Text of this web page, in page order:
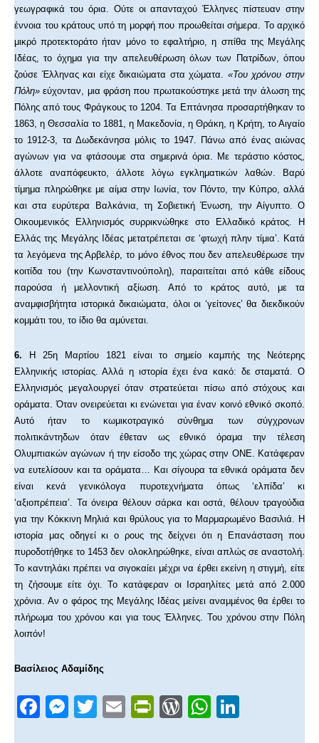
γεωγραφικά του όρια. Ούτε οι απανταχού Έλληνες πίστευαν στην
έννοια του κράτους υπό τη μορφή που προωθείται σήμερα. Το αρχικό
μικρό προτεκτοράτο ήταν μόνο το εφαλτήριο, η σπίθα της Μεγάλης
Ιδέας, το όχημα για την απελευθέρωση όλων των Πατρίδων, όπου
ζούσε Έλληνας και είχε δικαιώματα στα χώματα. «Του χρόνου στην
Πόλη» εύχονταν, μια φράση που πρωτακούστηκε μετά την άλωση της
Πόλης από τους Φράγκους το 1204. Τα Επτάνησα προσαρτήθηκαν το
1863, η Θεσσαλία το 1881, η Μακεδονία, η Θράκη, η Κρήτη, το Αιγαίο
το 1912-3, τα Δωδεκάνησα μόλις το 1947. Πάνω από ένας αιώνας
αγώνων για να φτάσουμε στα σημερινά όρια. Με τεράστιο κόστος,
άλλοτε αναπόφευκτο, άλλοτε λόγω εγκληματικών λαθών. Βαρύ
τίμημα πληρώθηκε με αίμα στην Ιωνία, τον Πόντο, την Κύπρο, αλλά
και στα ευρύτερα Βαλκάνια, τη Σοβιετική Ένωση, την Αίγυπτο. Ο
Οικουμενικός Ελληνισμός συρρικνώθηκε στο Ελλαδικό κράτος. Η
Ελλάς της Μεγάλης Ιδέας μετατρέπεται σε ‘φτωχή πλην τίμια’. Κατά
τα λεγόμενα της Αρβελέρ, το μόνο έθνος που δεν απελευθέρωσε την
κοιτίδα του (την Κωνσταντινούπολη), παραιτείται από κάθε είδους
παρούσα ή μελλοντική αξίωση. Από το κράτος αυτό, με τα
αναμφισβήτητα ιστορικά δικαιώματα, όλοι οι ‘γείτονες’ θα διεκδικούν
κομμάτι του, το ίδιο θα αμύνεται.
6. Η 25η Μαρτίου 1821 είναι το σημείο καμπής της Νεότερης
Ελληνικής ιστορίας. Αλλά η ιστορία έχει ένα κακό: δε σταματά. Ο
Ελληνισμός μεγαλουργεί όταν στρατεύεται πίσω από στόχους και
οράματα. Όταν ονειρεύεται κι ενώνεται για έναν κοινό εθνικό σκοπό.
Αυτό ήταν το κωμικοτραγικό σύνθημα των σύγχρονων
πολιτικάντηδων όταν έθεταν ως εθνικό όραμα την τέλεση
Ολυμπιακών αγώνων ή την είσοδο της χώρας στην ΟΝΕ. Κατάφεραν
να ευτελίσουν και τα οράματα… Και σίγουρα τα εθνικά οράματα δεν
είναι κενά γενικόλογα πυροτεχνήματα όπως ‘ελπίδα’ κι
‘αξιοπρέπεια’. Τα όνειρα θέλουν σάρκα και οστά, θέλουν τραγούδια
για την Κόκκινη Μηλιά και θρύλους για το Μαρμαρωμένο Βασιλιά. Η
ιστορία μας οδηγεί κι ο ρους της δείχνει ότι η Επανάσταση που
πυροδοτήθηκε το 1453 δεν ολοκληρώθηκε, είναι απλώς σε αναστολή.
Το καντηλάκι πρέπει να σιγοκαίει μέχρι να έρθει εκείνη η στιγμή, είτε
τη ζήσουμε είτε όχι. Το κατάφεραν οι Ισραηλίτες μετά από 2.000
χρόνια. Αν ο φάρος της Μεγάλης Ιδέας μείνει αναμμένος θα έρθει το
πλήρωμα του χρόνου και για τους Έλληνες. Του χρόνου στην Πόλη
λοιπόν!
Βασίλειος Αδαμίδης
F
M
T
E
Pr W
W